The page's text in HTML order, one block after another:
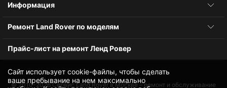
Сайт использует cookie-файлы, чтобы сделать
ваше пребывание на нем максимально
Информация
Ремонт Land Rover по моделям
Прайс-лист на ремонт Ленд Ровер
© 2010-2026Сервис Land Rover в Москве – ремонт и обслуживание